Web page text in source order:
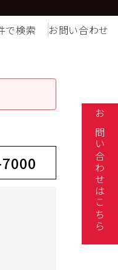
で検索 お問い合わせ
お問い合わせはこちら